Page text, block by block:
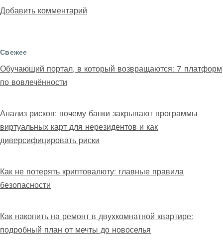
Добавить комментарий
Свежее
Обучающий портал, в который возвращаются: 7 платформ
по вовлечённости
Анализ рисков: почему банки закрывают программы
виртуальных карт для нерезидентов и как
диверсифицировать риски
Как не потерять криптовалюту: главные правила
безопасности
Как накопить на ремонт в двухкомнатной квартире:
подробный план от мечты до новоселья